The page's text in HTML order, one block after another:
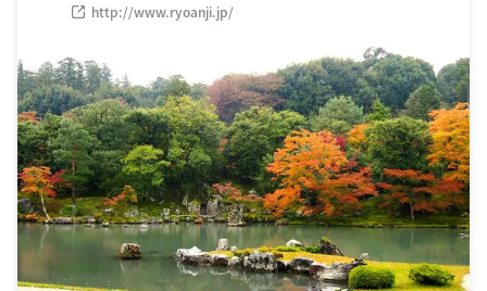
http://www.ryoanji.jp/